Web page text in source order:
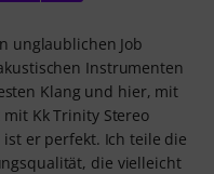
unglaublichen Job
Instrumenten
Klang und hier, mit
mit Kk Trinity Stereo
er perfekt. Ich teile die
die vielleicht